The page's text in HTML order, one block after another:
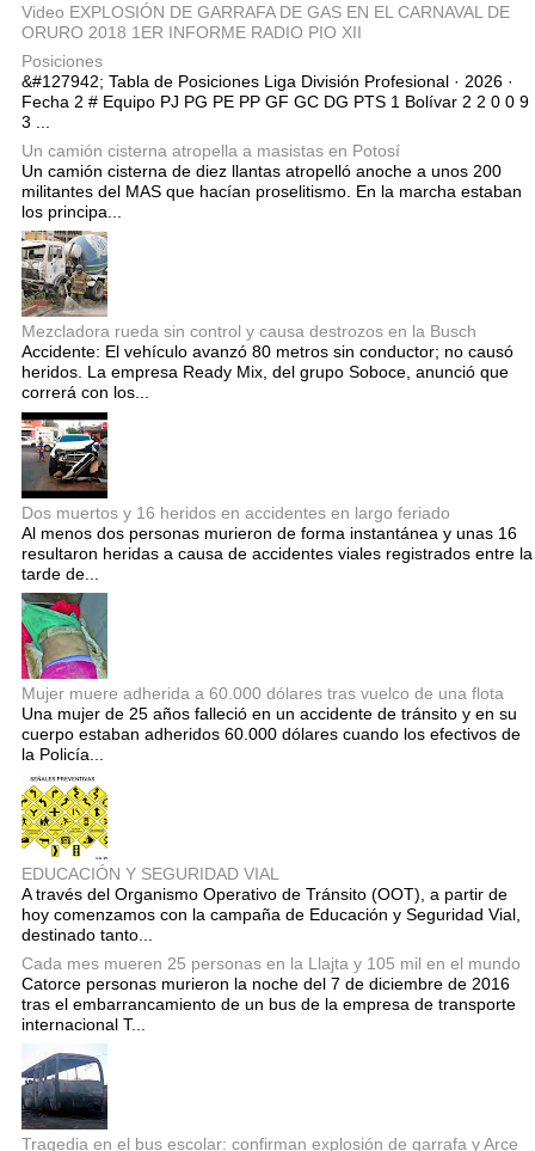
Video EXPLOSIÓN DE GARRAFA DE GAS EN EL CARNAVAL DE
ORURO 2018 1ER INFORME RADIO PIO XII
Posiciones
&#127942; Tabla de Posiciones Liga División Profesional · 2026 ·
Fecha 2 # Equipo PJ PG PE PP GF GC DG PTS 1 Bolívar 2 2 0 0 9
3 ...
Un camión cisterna atropella a masistas en Potosí
Un camión cisterna de diez llantas atropelló anoche a unos 200
militantes del MAS que hacían proselitismo. En la marcha estaban
los principa...
Mezcladora rueda sin control y causa destrozos en la Busch
Accidente: El vehículo avanzó 80 metros sin conductor; no causó
heridos. La empresa Ready Mix, del grupo Soboce, anunció que
correrá con los...
Dos muertos y 16 heridos en accidentes en largo feriado
Al menos dos personas murieron de forma instantánea y unas 16
resultaron heridas a causa de accidentes viales registrados entre la
tarde de...
Mujer muere adherida a 60.000 dólares tras vuelco de una flota
Una mujer de 25 años falleció en un accidente de tránsito y en su
cuerpo estaban adheridos 60.000 dólares cuando los efectivos de
la Policía...
EDUCACIÓN Y SEGURIDAD VIAL
A través del Organismo Operativo de Tránsito (OOT), a partir de
hoy comenzamos con la campaña de Educación y Seguridad Vial,
destinado tanto...
Cada mes mueren 25 personas en la Llajta y 105 mil en el mundo
Catorce personas murieron la noche del 7 de diciembre de 2016
tras el embarrancamiento de un bus de la empresa de transporte
internacional T...
Tragedia en el bus escolar: confirman explosión de garrafa y Arce